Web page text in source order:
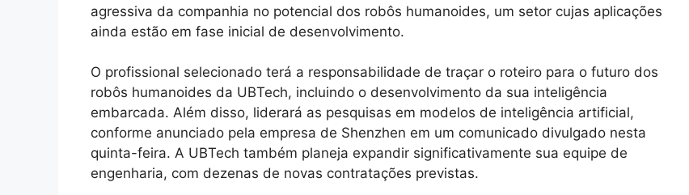
agressiva da companhia no potencial dos robôs humanoides, um setor cujas aplicações
ainda estão em fase inicial de desenvolvimento.
O profissional selecionado terá a responsabilidade de traçar o roteiro para o futuro dos
robôs humanoides da UBTech, incluindo o desenvolvimento da sua inteligência
embarcada. Além disso, liderará as pesquisas em modelos de inteligência artificial,
conforme anunciado pela empresa de Shenzhen em um comunicado divulgado nesta
quinta-feira. A UBTech também planeja expandir significativamente sua equipe de
engenharia, com dezenas de novas contratações previstas.